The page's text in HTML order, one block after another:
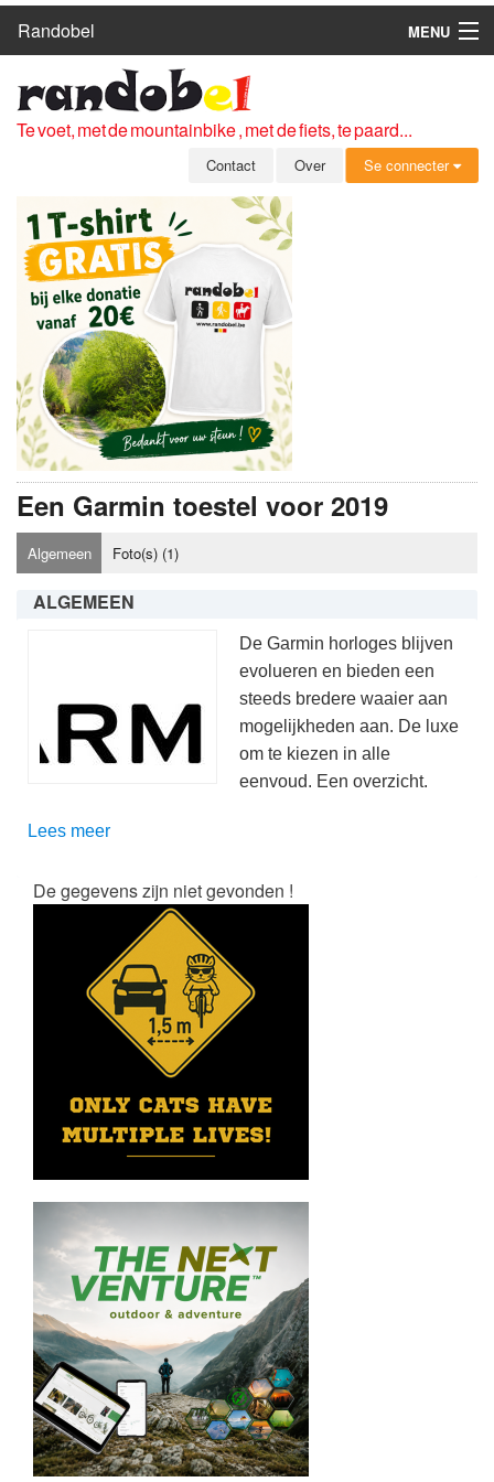
Randobel
MENU
ROUTES
CLUBS
OVER
LEDEN
ZICH AANMELDEN
GRATIS REGISTRATIE
WACHTWOORD VERGETEN
Te voet, met de mountainbike , met de fiets, te paard...
Contact Over Se connecter
Een Garmin toestel voor 2019
Algemeen Foto(s) (1)
ALGEMEEN
De Garmin horloges blijven
evolueren en bieden een
steeds bredere waaier aan
mogelijkheden aan. De luxe
om te kiezen in alle
eenvoud. Een overzicht.
Lees meer
De gegevens zijn niet gevonden !